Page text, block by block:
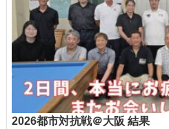
2026都市対抗戦＠大阪 結果